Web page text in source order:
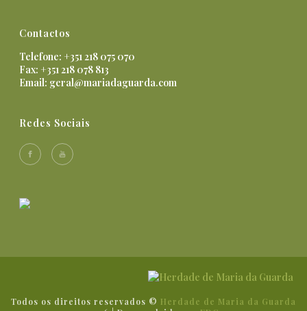
Contactos
Telefone: +351 218 075 070
Fax: +351 218 078 813
Email: geral@mariadaguarda.com
Redes Sociais
Todos os direitos reservados © Herdade de Maria da Guarda